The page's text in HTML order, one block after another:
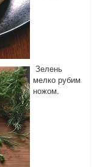
Зелень
мелко рубим
ножом.